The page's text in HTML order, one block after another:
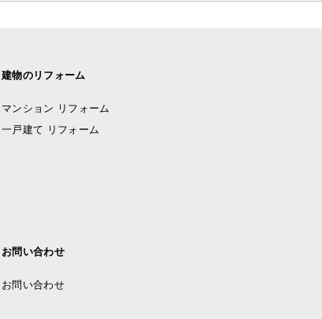
建物のリフォーム
マンション リフォーム
一戸建て リフォーム
お問い合わせ
お問い合わせ